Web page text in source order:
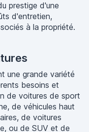
prestige d'une
d'entretien,
à la propriété.
une grande variété
besoins et
de voitures de sport
de véhicules haut
de voitures
ou de SUV et de